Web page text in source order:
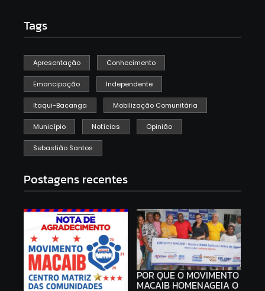
Tags
Apresentação Conhecimento
Emancipação Independente
Itaqui-Bacanga Mobilização Comunitária
Município Notícias Opinião
Sebastião Santos
Postagens recentes
POR QUE O MOVIMENTO
MACAIB HOMENAGEIA O